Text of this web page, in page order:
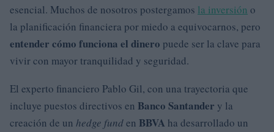
esencial. Muchos de nosotros postergamos la inversión o
la planificación financiera por miedo a equivocarnos, pero
entender cómo funciona el dinero puede ser la clave para
vivir con mayor tranquilidad y seguridad.
El experto financiero Pablo Gil, con una trayectoria que
incluye puestos directivos en Banco Santander y la
creación de un hedge funden BBVA ha desarrollado un